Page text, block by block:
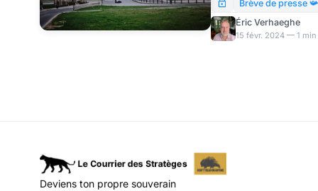
réseau intégré de
moins financés ou
Brève de presse 📯
Éric Verhaeghe
15 févr. 2024 — 1
Deviens ton propre souverain